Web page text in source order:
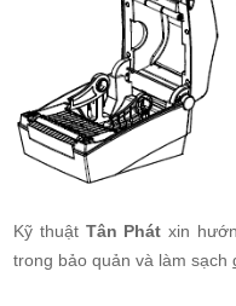
Kỹ thuật Tân Phát xin
trong bảo quản và làm sạch